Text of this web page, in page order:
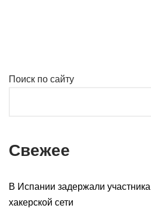
Поиск по сайту
Свежее
В Испании задержали
хакерской сети